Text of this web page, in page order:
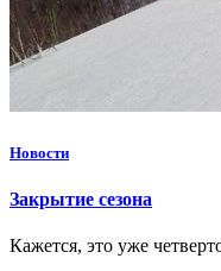
Новости
Закрытие сезона
Кажется, это уже